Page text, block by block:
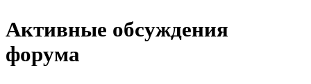
Активные обсуждения
форума